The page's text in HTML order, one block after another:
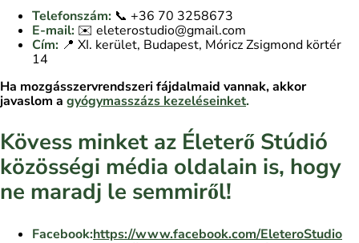
Telefonszám: 📞 +36 70 3258673
E-mail: ✉️ eleterostudio@gmail.com
Cím: 📍 XI. kerület, Budapest, Móricz Zsigmond körtér
14
Ha mozgásszervrendszeri fájdalmaid vannak, akkor
javaslom a gyógymasszázs kezeléseinket.
Kövess minket az Életerő Stúdió
közösségi média oldalain is, hogy
ne maradj le semmiről!
Facebook:https://www.facebook.com/EleteroStudio